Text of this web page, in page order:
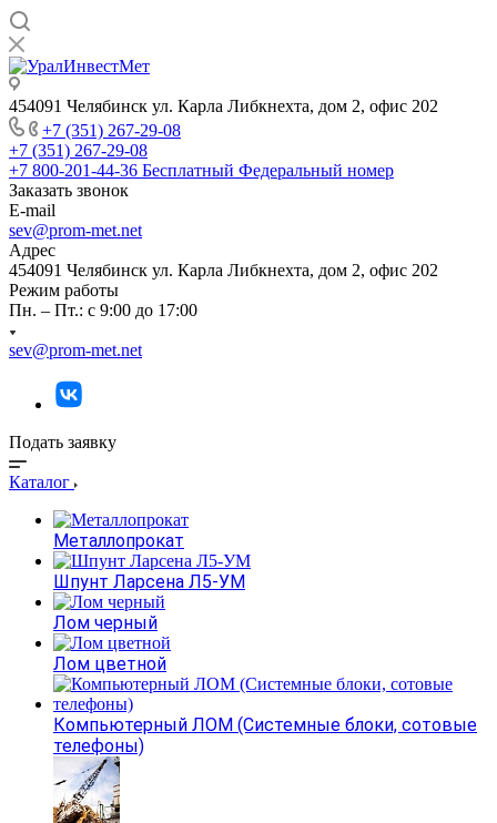
454091 Челябинск ул. Карла Либкнехта, дом 2, офис 202
+7 (351) 267-29-08
+7 (351) 267-29-08
+7 800-201-44-36 Бесплатный Федеральный номер
Заказать звонок
E-mail
sev@prom-met.net
Адрес
454091 Челябинск ул. Карла Либкнехта, дом 2, офис 202
Режим работы
Пн. – Пт.: с 9:00 до 17:00
sev@prom-met.net
Подать заявку
Каталог
Металлопрокат
Шпунт Ларсена Л5-УМ
Лом черный
Лом цветной
Компьютерный ЛОМ (Системные блоки, сотовые
телефоны)